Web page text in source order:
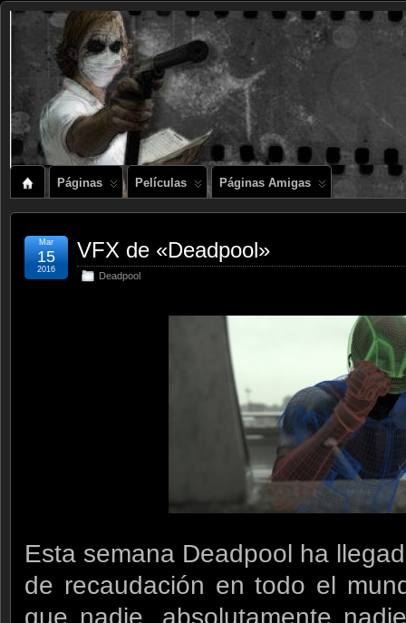
Páginas Películas Páginas Amigas
VFX de «Deadpool»
Deadpool
Mar
15
2016
Esta semana Deadpool ha
de recaudación en todo el
que nadie, absolutamente